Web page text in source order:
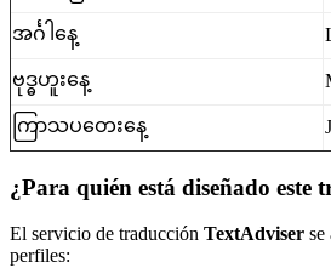
အင်္ဂါနေ့
ဗုဒ္ဓဟူးနေ့
ကြာသပတေးနေ့
¿Para quién está diseñado este
El servicio de traducción TextAdviser se
perfiles: